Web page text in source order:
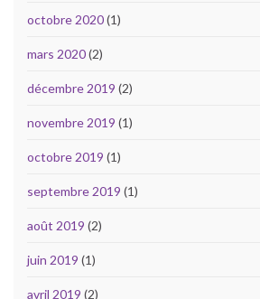
octobre 2020(1)
mars 2020(2)
décembre 2019 (2)
novembre 2019 (1)
octobre 2019 (1)
septembre 2019 (1)
août 2019 (2)
juin 2019 (1)
avril 2019 (2)